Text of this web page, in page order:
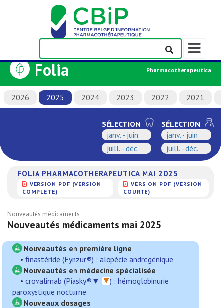
Afficher/
la
de
navigation
Folia Pharmacotherapeutica
2026 2025 2024 2023 2022 2021
SÉLECTION
janv. - juin
juill. - déc.
SÉLECTION
janv. - juin
juill. - déc.
FOLIA PHARMACOTHERAPEUTICA MAI 2025
VERSION PDF (VERSION
COMPLÈTE)
VERSION PDF (VERSION
COURTE)
Nouveautés médicaments
Nouveautés médicaments mai 2025
Nouveautés en première ligne
• finastéride (Fynzur®) : alopécie androgénique
Nouveautés en médecine spécialisée
• crovalimab (Piasky®▼
) : hémoglobinurie
paroxystique nocturne
Nouveaux dosages